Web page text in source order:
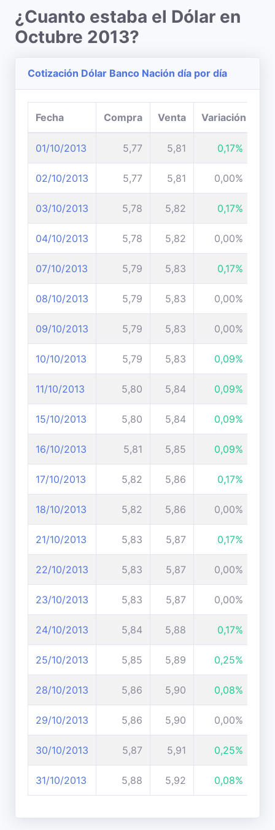
¿Cuanto estaba el Dólar en
Octubre 2013?
Cotización Dólar Banco Nación día por día
Fecha Compra Venta Variación
01/10/2013 5,77 5,81 0,17%
02/10/2013 5,77 5,81 0,00%
03/10/2013 5,78 5,82 0,17%
04/10/2013 5,78 5,82 0,00%
07/10/2013 5,79 5,83 0,17%
08/10/2013 5,79 5,83 0,00%
09/10/2013 5,79 5,83 0,00%
10/10/2013 5,79 5,83 0,09%
11/10/2013 5,80 5,84 0,09%
15/10/2013 5,80 5,84 0,09%
16/10/2013 5,81 5,85 0,09%
17/10/2013 5,82 5,86 0,17%
18/10/2013 5,82 5,86 0,00%
21/10/2013 5,83 5,87 0,17%
22/10/2013 5,83 5,87 0,00%
23/10/2013 5,83 5,87 0,00%
24/10/2013 5,84 5,88 0,17%
25/10/2013 5,85 5,89 0,25%
28/10/2013 5,86 5,90 0,08%
29/10/2013 5,86 5,90 0,00%
30/10/2013 5,87 5,91 0,25%
31/10/2013 5,88 5,92 0,08%